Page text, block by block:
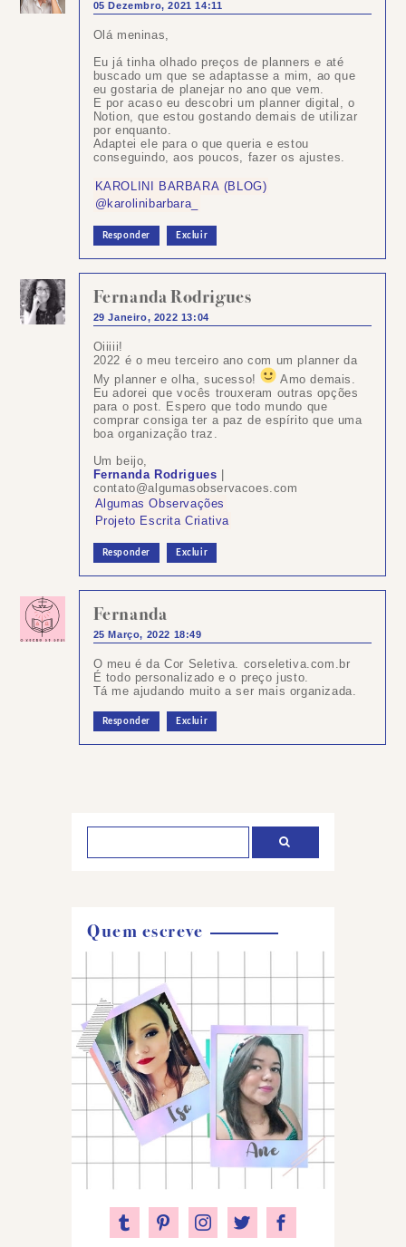
05 Dezembro, 2021 14:11
Olá meninas,
Eu já tinha olhado preços de planners e até
buscado um que se adaptasse a mim, ao que
eu gostaria de planejar no ano que vem.
E por acaso eu descobri um planner digital, o
Notion, que estou gostando demais de utilizar
por enquanto.
Adaptei ele para o que queria e estou
conseguindo, aos poucos, fazer os ajustes.
KAROLINI BARBARA (BLOG)
@karolinibarbara_
Responder Excluir
Fernanda Rodrigues
29 Janeiro, 2022 13:04
Oiiiii!
2022 é o meu terceiro ano com um planner da
My planner e olha, sucesso!
Amo demais.
Eu adorei que vocês trouxeram outras opções
para o post. Espero que todo mundo que
comprar consiga ter a paz de espírito que uma
boa organização traz.
Um beijo,
Fernanda Rodrigues
contato@algumasobservacoes.com
Algumas Observações
Projeto Escrita Criativa
Responder Excluir
Fernanda
25 Março, 2022 18:49
O meu é da Cor Seletiva. corseletiva.com.br
É todo personalizado e o preço justo.
Tá me ajudando muito a ser mais organizada.
Responder Excluir
Quem escreve